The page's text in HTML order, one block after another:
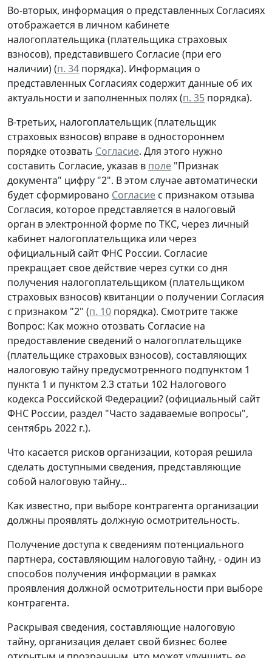
Во-вторых, информация о представленных Согласиях
отображается в личном кабинете
налогоплательщика (плательщика страховых
взносов), представившего Согласие (при его
наличии) (п. 34 порядка). Информация о
представленных Согласиях содержит данные об их
актуальности и заполненных полях (п. 35 порядка).
В-третьих, налогоплательщик (плательщик
страховых взносов) вправе в одностороннем
порядке отозвать Согласие. Для этого нужно
составить Согласие, указав в поле "Признак
документа" цифру "2". В этом случае автоматически
будет сформировано Согласие с признаком отзыва
Согласия, которое представляется в налоговый
орган в электронной форме по ТКС, через личный
кабинет налогоплательщика или через
официальный сайт ФНС России. Согласие
прекращает свое действие через сутки со дня
получения налогоплательщиком (плательщиком
страховых взносов) квитанции о получении Согласия
с признаком "2" (п. 10 порядка). Смотрите также
Вопрос: Как можно отозвать Согласие на
предоставление сведений о налогоплательщике
(плательщике страховых взносов), составляющих
налоговую тайну предусмотренного подпунктом 1
пункта 1 и пунктом 2.3 статьи 102 Налогового
кодекса Российской Федерации? (официальный сайт
ФНС России, раздел "Часто задаваемые вопросы",
сентябрь 2022 г.).
Что касается рисков организации, которая решила
сделать доступными сведения, представляющие
собой налоговую тайну...
Как известно, при выборе контрагента организации
должны проявлять должную осмотрительность.
Получение доступа к сведениям потенциального
партнера, составляющим налоговую тайну, - один из
способов получения информации в рамках
проявления должной осмотрительности при выборе
контрагента.
Раскрывая сведения, составляющие налоговую
тайну, организация делает свой бизнес более